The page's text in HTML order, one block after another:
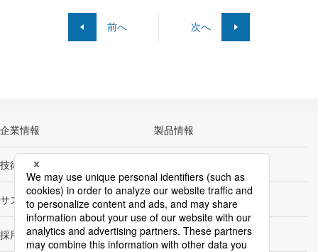
前へ 次へ
企業情報 製品情報
技術開発
サステナビリティ 株主・投資家情報
採用情報 Newsroom